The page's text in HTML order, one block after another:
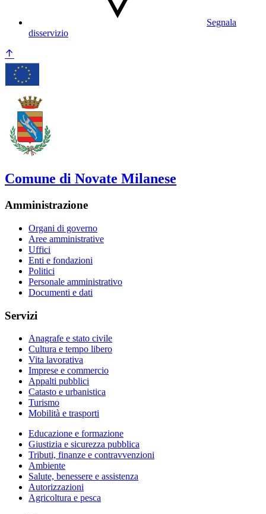
Segnala
disservizio
Comune di Novate Milanese
Amministrazione
Organi di governo
Aree amministrative
Uffici
Enti e fondazioni
Politici
Personale amministrativo
Documenti e dati
Servizi
Anagrafe e stato civile
Cultura e tempo libero
Vita lavorativa
Imprese e commercio
Appalti pubblici
Catasto e urbanistica
Turismo
Mobilità e trasporti
Educazione e formazione
Giustizia e sicurezza pubblica
Tributi, finanze e contravvenzioni
Ambiente
Salute, benessere e assistenza
Autorizzazioni
Agricoltura e pesca